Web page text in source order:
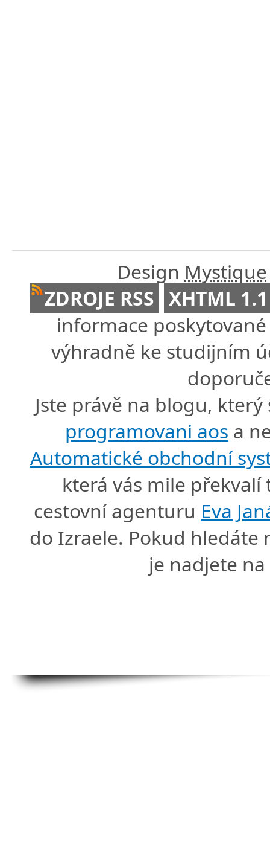
Design Mystique
ZDROJE RSS XHTML 1.1
informace
výhradně ke studijním
Jste právě na blogu,
programovani aos a
Automatické obchodní
která vás mile
cestovní agenturu Eva
do Izraele. Pokud hledáte
je nadjete